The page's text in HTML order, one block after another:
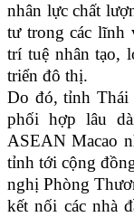
nhân lực chất
tư trong các lĩnh
trí tuệ nhân tạo,
triển đô thị.
Do đó, tỉnh Thái
phối hợp lâu
ASEAN Macao
tỉnh tới cộng
nghị Phòng
kết nối các nhà